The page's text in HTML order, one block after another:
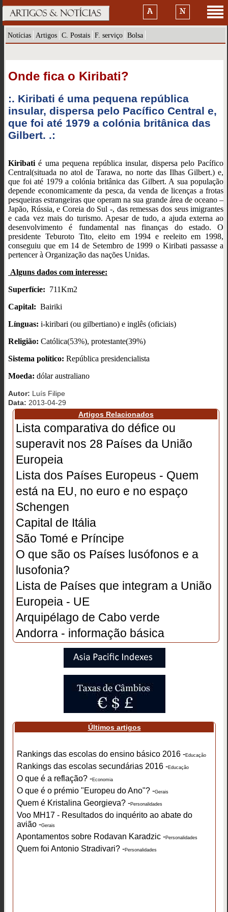
Notícias Artigos C. Postais F. serviço Bolsa
Onde fica o Kiribati?
:. Kiribati é uma pequena república
insular, dispersa pelo Pacífico Central e,
que foi até 1979 a colónia britânica das
Gilbert. .:
Kiribati é uma pequena república insular, dispersa pelo Pacífico
Central(situada no atol de Tarawa, no norte das Ilhas Gilbert.) e,
que foi até 1979 a colónia britânica das Gilbert. A sua população
depende economicamente da pesca, da venda de licenças a frotas
pesqueiras estrangeiras que operam na sua grande área de oceano –
Japão, Rússia, e Coreia do Sul -, das remessas dos seus imigrantes
e cada vez mais do turismo. Apesar de tudo, a ajuda externa ao
desenvolvimento é fundamental nas finanças do estado. O
presidente Teburoto Tito, eleito em 1994 e reeleito em 1998,
conseguiu que em 14 de Setembro de 1999 o Kiribati passasse a
pertencer à Organização das nações Unidas.
Alguns dados com interesse:
Superfície: 711Km2
Capital: Bairiki
Línguas: i-kiribari (ou gilbertiano) e inglês (oficiais)
Religião: Católica(53%), protestante(39%)
Sistema político: República presidencialista
Moeda: dólar australiano
Autor: Luís Filipe
Data: 2013-04-29
Artigos Relacionados
Lista comparativa do défice ou
superavit nos 28 Países da União
Europeia
Lista dos Países Europeus - Quem
está na EU, no euro e no espaço
Schengen
Capital de Itália
São Tomé e Príncipe
O que são os Países lusófonos e a
lusofonia?
Lista de Países que integram a União
Europeia - UE
Arquipélago de Cabo verde
Andorra - informação básica
Últimos artigos
Rankings das escolas do ensino básico 2016 -Educação
Rankings das escolas secundárias 2016 -Educação
O que é a reflação? -Economia
O que é o prémio "Europeu do Ano"? -Gerais
Quem é Kristalina Georgieva? -Personalidades
Voo MH17 - Resultados do inquérito ao abate do
avião -Gerais
Apontamentos sobre Rodavan Karadzic -Personalidades
Quem foi Antonio Stradivari? -Personalidades